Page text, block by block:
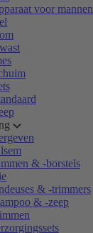
voor mannen
& -borstels
& -trimmers
& -zeep